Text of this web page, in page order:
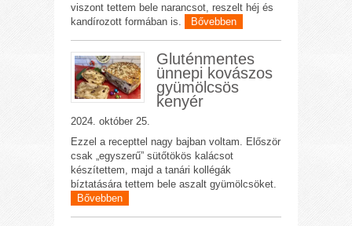
viszont tettem bele narancsot, reszelt héj és
kandírozott formában is.
Bővebben
Gluténmentes
ünnepi kovászos
gyümölcsös
kenyér
2024. október 25.
Ezzel a recepttel nagy bajban voltam. Először
csak „egyszerű” sütőtökös kalácsot
készítettem, majd a tanári kollégák
bíztatására tettem bele aszalt gyümölcsöket.
Bővebben